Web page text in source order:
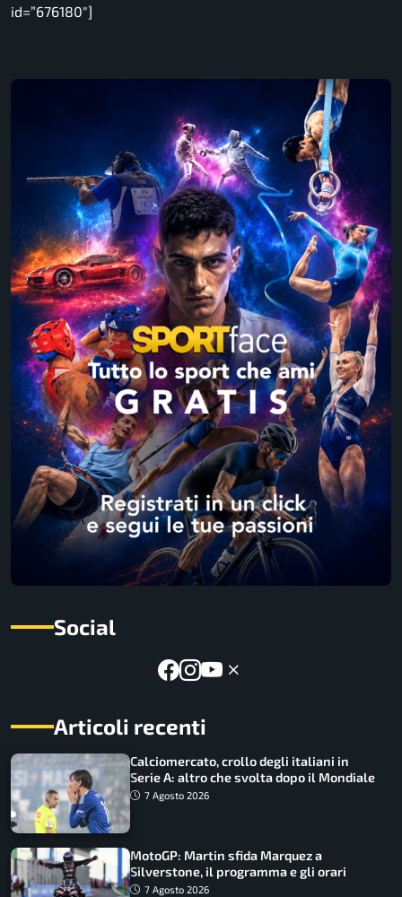
id=”676180″]
Social
Articoli recenti
Calciomercato, crollo degli italiani in
Serie A: altro che svolta dopo il Mondiale
7 Agosto 2026
MotoGP: Martin sfida Marquez a
Silverstone, il programma e gli orari
7 Agosto 2026